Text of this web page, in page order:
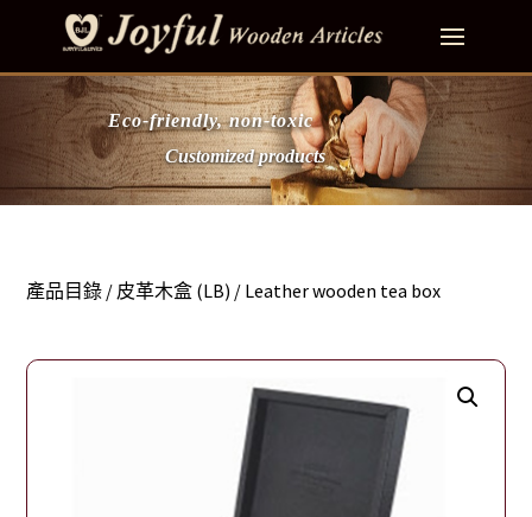
Eco-friendly, non-toxic
Customized products
產品目錄 / 皮革木盒 (LB) / Leather wooden tea box